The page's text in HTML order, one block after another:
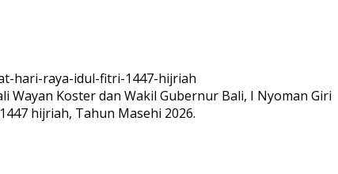
Wayan Koster dan Wakil Gubernur Bali, I Nyoman Giri
hijriah, Tahun Masehi 2026.